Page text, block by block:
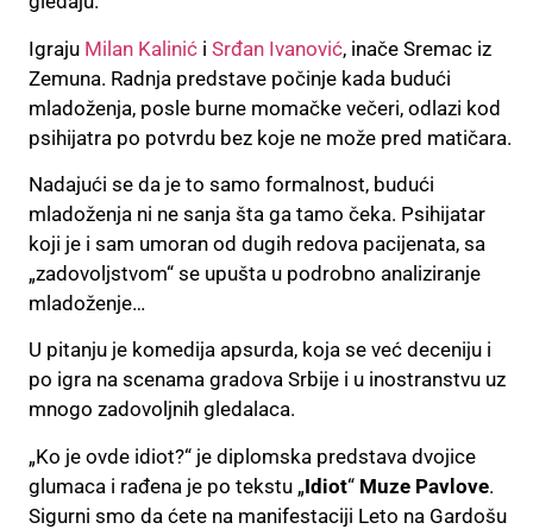
Igraju Milan Kalinić i Srđan Ivanović, inače Sremac iz
Zemuna. Radnja predstave počinje kada budući
mladoženja, posle burne momačke večeri, odlazi kod
psihijatra po potvrdu bez koje ne može pred matičara.
Nadajući se da je to samo formalnost, budući
mladoženja ni ne sanja šta ga tamo čeka. Psihijatar
koji je i sam umoran od dugih redova pacijenata, sa
„zadovoljstvom“ se upušta u podrobno analiziranje
mladoženje…
U pitanju je komedija apsurda, koja se već deceniju i
po igra na scenama gradova Srbije i u inostranstvu uz
mnogo zadovoljnih gledalaca.
„Ko je ovde idiot?“ je diplomska predstava dvojice
glumaca i rađena je po tekstu „Idiot“ Muze Pavlove.
Sigurni smo da ćete na manifestaciji Leto na Gardošu